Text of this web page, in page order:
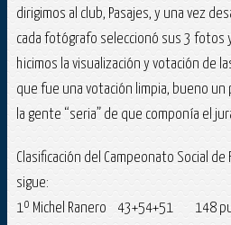
dirigimos al club, Pasajes, y una vez
cada fotógrafo seleccionó sus 3
hicimos la visualización y votación de
que fue una votación limpia, bueno
la gente “seria” de que componía el
Clasificación del Campeonato Social
sigue:
1º Michel Ranero 43+54+51 148